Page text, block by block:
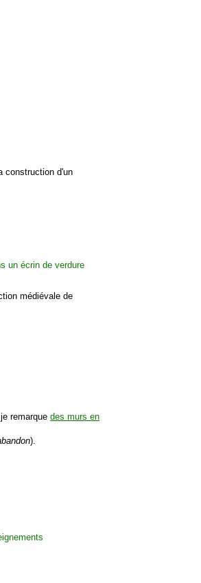
construction d'un
médiévale de
remarquedes murs en
).